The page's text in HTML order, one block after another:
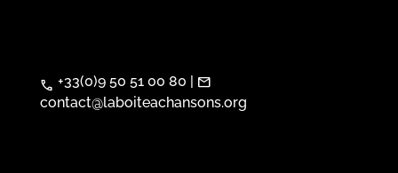
call +33(0)9 50 51 00 80 | mail
contact@laboiteachansons.org